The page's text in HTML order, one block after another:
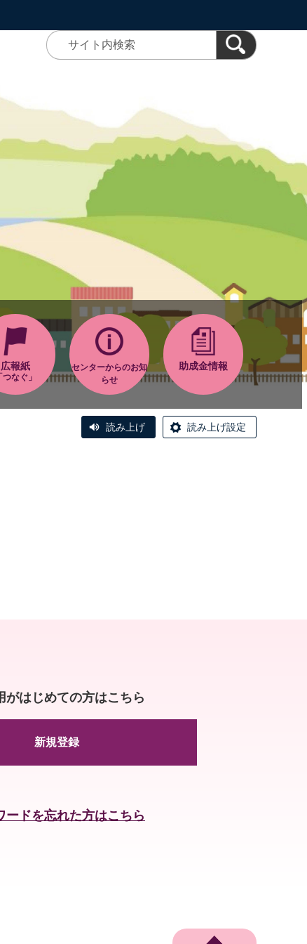
広報紙
つなぐ」
センターからのお知
らせ
助成金情報
読み上げ 読み上げ設定
がはじめての方はこちら
新規登録
ードを忘れた方はこちら